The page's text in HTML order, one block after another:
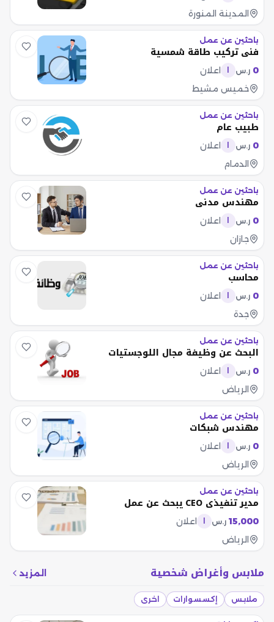
المدينة المنورة
باحثين عن عمل
فني تركيب طاقة شمسية
0 ر.س
اعلان
خميس مشيط
باحثين عن عمل
طبيب عام
0 ر.س
اعلان
الدمام
باحثين عن عمل
مهندس مدني
0 ر.س
اعلان
جازان
باحثين عن عمل
محاسب
0 ر.س
اعلان
جدة
باحثين عن عمل
البحث عن وظيفة مجال اللوجستيات
0 ر.س
اعلان
الرياض
باحثين عن عمل
مهندس شبكات
0 ر.س
اعلان
الرياض
باحثين عن عمل
مدير تنفيذي CEO يبحث عن عمل
15,000 ر.س
اعلان
الرياض
ملابس وأغراض شخصية المزيد
ملابس إكسسوارات اخرى